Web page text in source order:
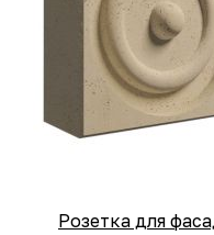
Розетка для